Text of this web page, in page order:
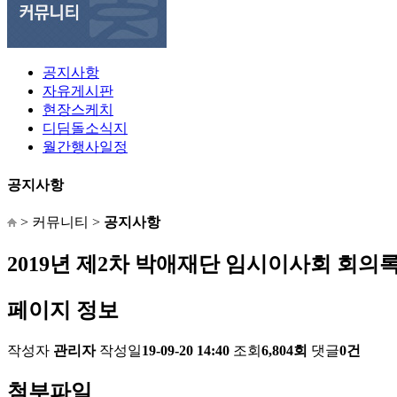
공지사항
자유게시판
현장스케치
디딤돌소식지
월간행사일정
공지사항
> 커뮤니티 > 공지사항
2019년 제2차 박애재단 임시이사회 회의
페이지 정보
작성자 관리자 작성일19-09-20 14:40 조회 6,804회 댓글0건
첨부파일